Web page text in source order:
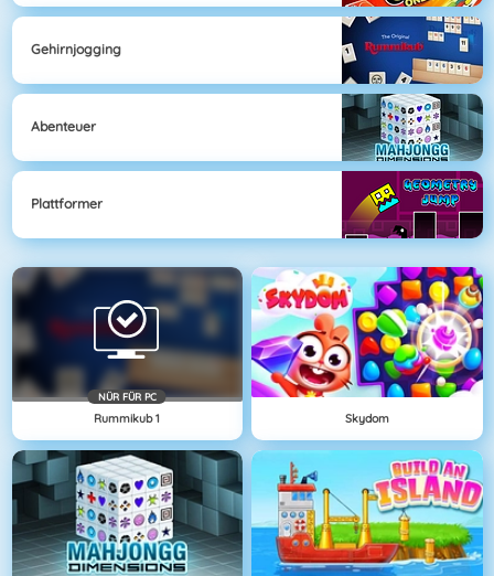
Gehirnjogging
Abenteuer
Plattformer
NÜR FÜR PC
Rummikub 1 Skydom